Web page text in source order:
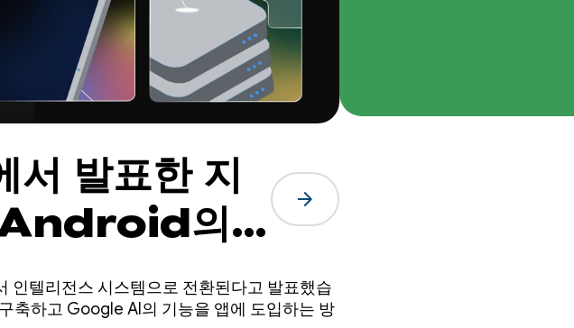
발표한 지
Android의
arrow_forward
텔리전스 시스템으로 전환된다고 발표했습
축하고 Google AI의 기능을 앱에 도입하는 방